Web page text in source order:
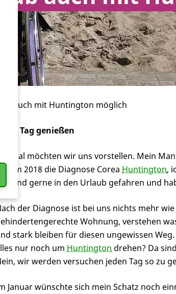
auch mit Huntington möglich
Jeden Tag genießen
Erstmal möchten wir uns vorstellen. Mein
bekam 2018 die Diagnose Corea Huntington,
Wir sind gerne in den Urlaub gefahren und
der Diagnose ist bei uns nichts mehr
Wohnung, verstehen
stark bleiben für diesen ungewissen
nur noch um Huntington drehen? Da
wir werden versuchen jeden Tag so zu
Januar wünschte sich mein Schatz noch